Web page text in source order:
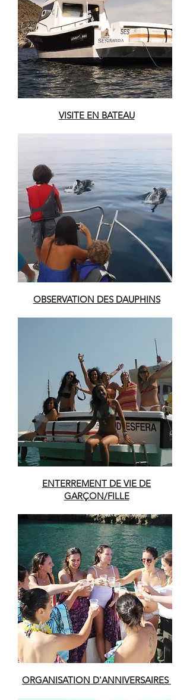
VISITE EN BATEAU
OBSERVATION DES DAUPHINS
ENTERREMENT DE VIE DE
GARÇON/FILLE
ORGANISATION D'ANNIVERSAIRES